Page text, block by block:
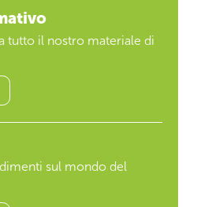
tutto il nostro materiale di
sul mondo del